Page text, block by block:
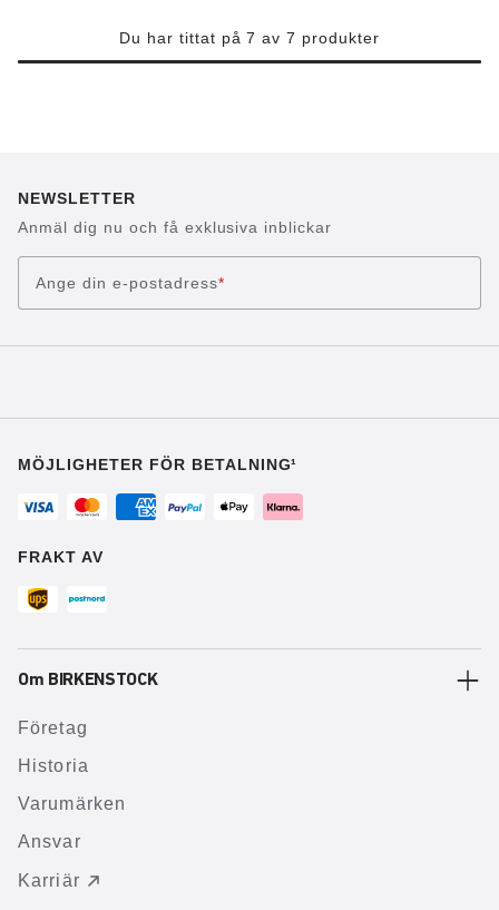
Du har tittat på 7 av 7 produkter
NEWSLETTER
Anmäl dig nu och få exklusiva inblickar
Ange din e-postadress*
MÖJLIGHETER FÖR BETALNING¹
FRAKT AV
Om BIRKENSTOCK
Företag
Historia
Varumärken
Ansvar
Karriär